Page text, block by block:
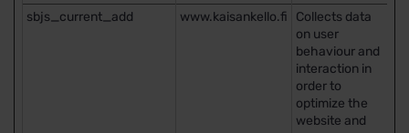
sbjs_current_add www.kaisankello.fi
Collects data
on user
behaviour and
interaction in
order to
optimize the
website and